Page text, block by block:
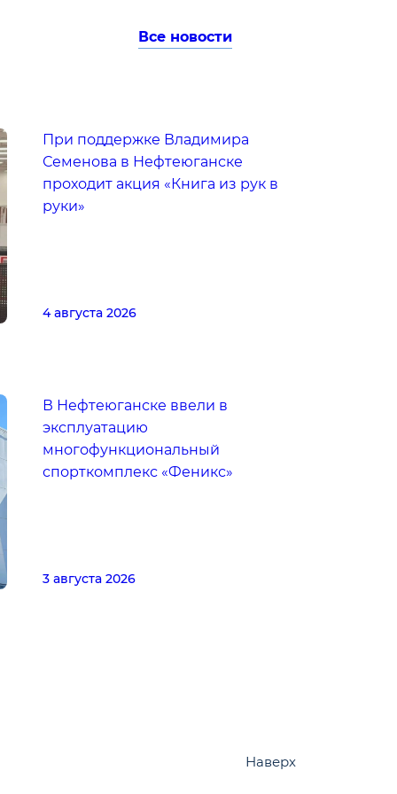
Все новости
При поддержке Владимира
Семенова в Нефтеюганске
проходит акция «Книга из рук в
руки»
4 августа 2026
В Нефтеюганске ввели в
эксплуатацию
многофункциональный
спорткомплекс «Феникс»
3 августа 2026
Наверх